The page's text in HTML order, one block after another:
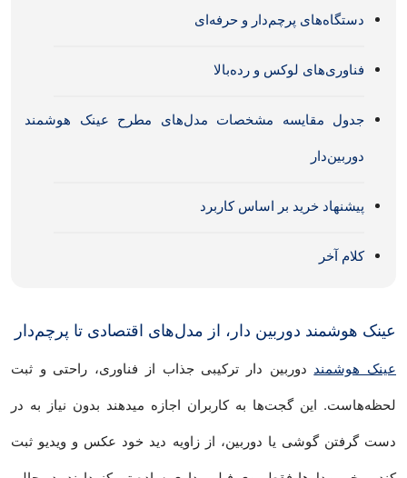
دستگاه‌های پرچم‌دار و حرفه‌ای
فناوری‌های لوکس و رده‌بالا
جدول مقایسه مشخصات مدل‌های مطرح عینک هوشمند
دوربین‌دار
پیشنهاد خرید بر اساس کاربرد
کلام آخر
عینک هوشمند دوربین دار، از مدل‌های اقتصادی تا پرچم‌دار
عینک هوشمند دوربین دار ترکیبی جذاب از فناوری، راحتی و ثبت
لحظه‌هاست. این گجت‌ها به کاربران اجازه میدهند بدون نیاز به در
دست گرفتن گوشی یا دوربین، از زاویه دید خود عکس و ویدیو ثبت